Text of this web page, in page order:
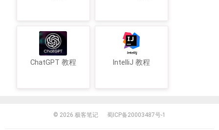
ChatGPT 教程 IntelliJ 教程
© 2026 极客笔记 蜀ICP备20003487号-1